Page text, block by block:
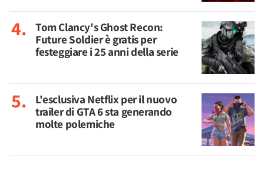
Tom Clancy's Ghost Recon:
Future Soldier è gratis per
festeggiare i 25 anni della serie
L'esclusiva Netflix per il nuovo
trailer di GTA 6 sta generando
molte polemiche